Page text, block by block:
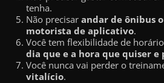
tenha.
Não precisarandar de ônibus
motorista de aplicativo.
Você tem flexibilidade de
dia que e a hora que quiser e
Você nunca vai perder o
vitalício.